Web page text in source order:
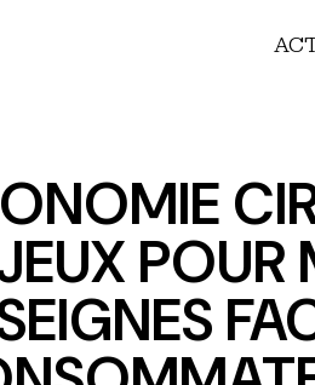
POUR